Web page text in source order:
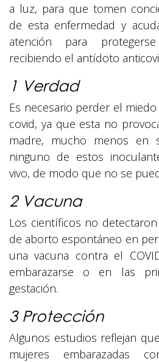
a luz, para que tomen
de esta enfermedad y
atención para
recibiendo el antídoto
1 Verdad
Es necesario perder el
covid, ya que esta no
madre, mucho menos en
ninguno de estos
vivo, de modo que no se
2 Vacuna
Los científicos no
de aborto espontáneo en
una vacuna contra el
embarazarse o en las
gestación.
3 Protección
Algunos estudios reflejan
mujeres embarazadas